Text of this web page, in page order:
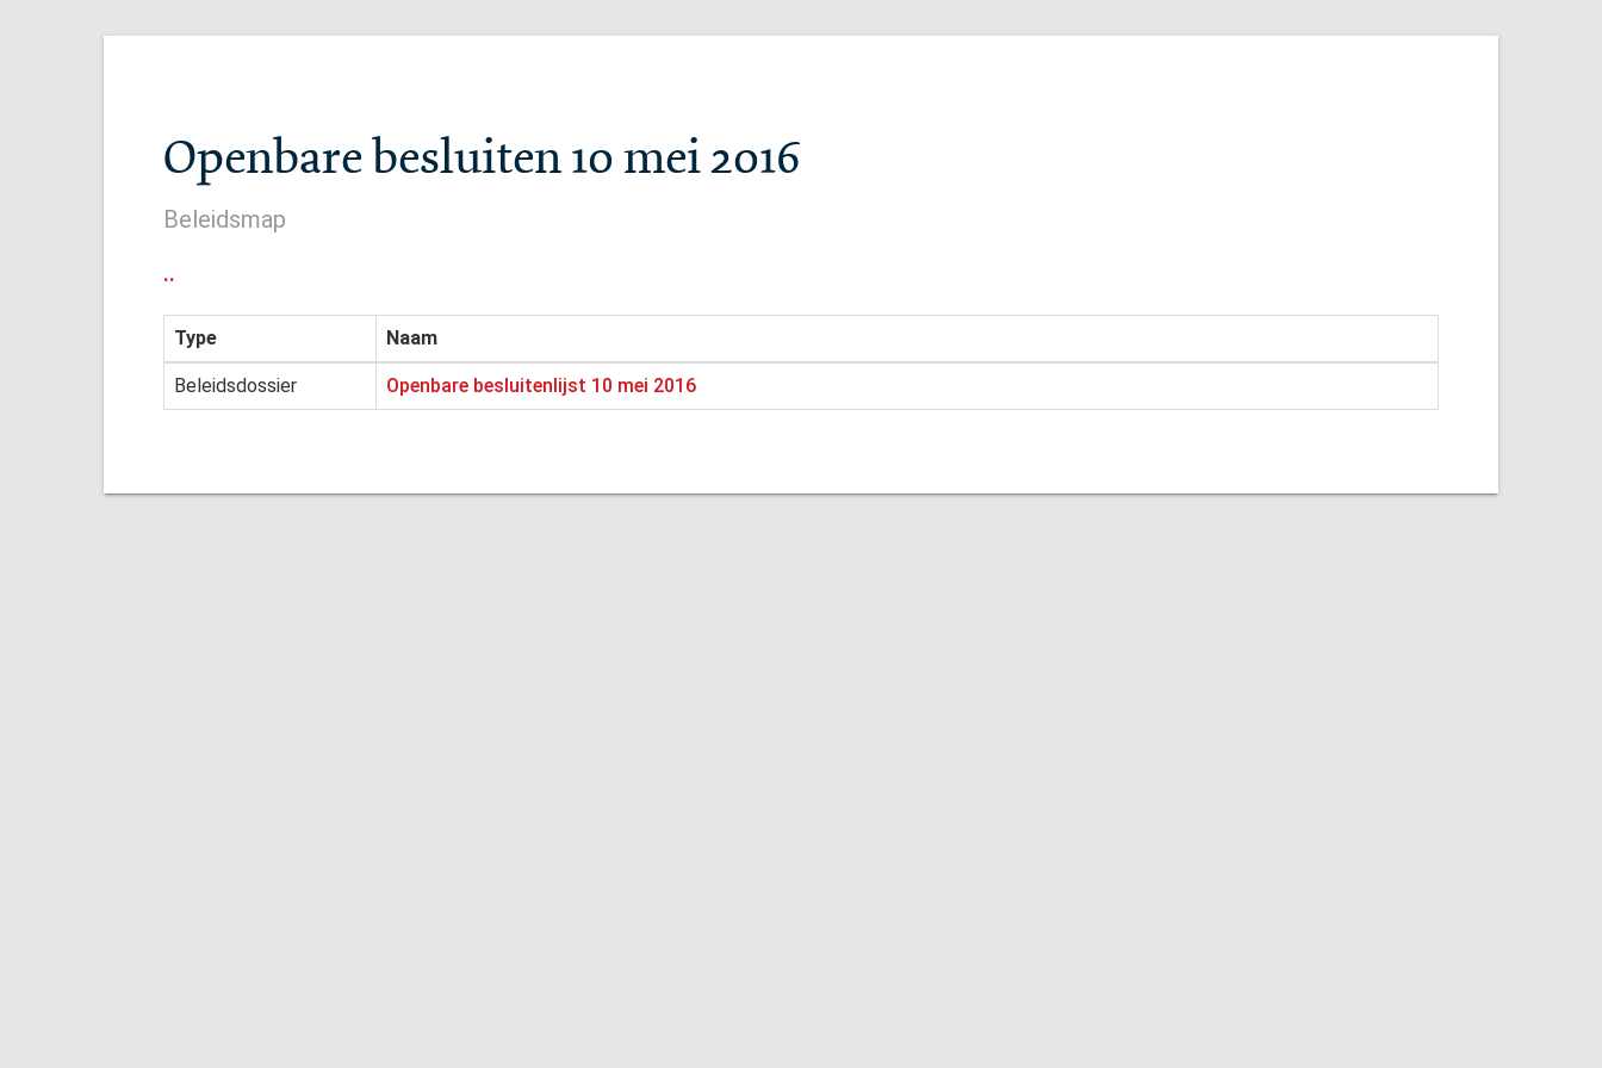
Openbare besluiten 10 mei 2016
Beleidsmap
..
Type Naam
Beleidsdossier Openbare besluitenlijst 10 mei 2016